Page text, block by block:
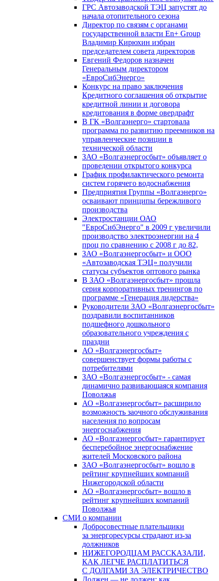
ГРС Автозаводской ТЭЦ запустят до
начала отопительного сезона
Директор по связям с органами
государственной власти En+ Group
Владимир Кирюхин избран
председателем совета директоров
Евгений Федоров назначен
Генеральным директором
«ЕвроСибЭнерго»
Конкурс на право заключения
Кредитного соглашения об открытие
кредитной линии и договора
кредитования в форме овердрафт
В ГК «Волгаэнерго» стартовала
программа по развитию преемников на
управленческие позиции в
технической области
ЗАО «Волгаэнергосбыт» объявляет о
проведении открытого конкурса
График профилактического ремонта
систем горячего водоснабжения
Предприятия Группы «Волгаэнерго»
осваивают принципы бережливого
производства
Электростанции ОАО
"ЕвроСибЭнерго" в 2009 г увеличили
производство электроэнергии на 4
проц по сравнению с 2008 г до 82,
ЗАО «Волгаэнергосбыт» и ООО
«Автозаводская ТЭЦ» получили
статусы субъектов оптового рынка
В ЗАО «Волгаэнергосбыт» прошла
серия корпоративных тренингов по
программе «Генерация лидерства»
Руководители ЗАО «Волгаэнергосбыт»
поздравили воспитанников
подшефного дошкольного
образовательного учреждения с
праздни
АО «Волгаэнергосбыт»
совершенствует формы работы с
потребителями
ЗАО «Волгаэнергосбыт» - самая
динамично развивающаяся компания
Поволжья
АО «Волгаэнергосбыт» расширило
возможность заочного обслуживания
населения по вопросам
энергоснабжения
АО «Волгаэнергосбыт» гарантирует
бесперебойное энергоснабжение
жителей Московского района
ЗАО «Волгаэнергосбыт» вошло в
рейтинг крупнейших компаний
Нижегородской области
АО «Волгаэнергосбыт» вошло в
рейтинг крупнейших компаний
Поволжья
СМИ о компании
Добросовестные плательщики
за энергоресурсы страдают из-за
должников
НИЖЕГОРОДЦАМ РАССКАЗАЛИ,
КАК ЛЕГЧЕ РАСПЛАТИТЬСЯ
С ДОЛГАМИ ЗА ЭЛЕКТРИЧЕСТВО